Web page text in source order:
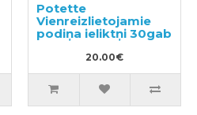
Potette
Vienreizlietojamie
podiņa ieliktņi 30gab
20.00€